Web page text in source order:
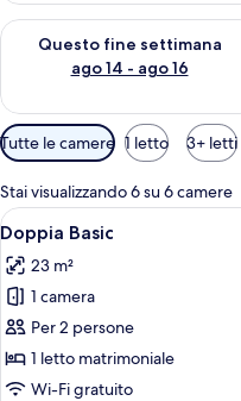
Questo fine settimana
ago 14 - ago 16
Verifica la disponibilità per
Filtri
disponibili
per
le
camere
Tutte le camere 1 letto 3+ letti
Stai visualizzando 6 su 6 camere
Apri
tutte
le
foto
per
Doppia
Basic
4
Doppia Basic
23 m²
1 camera
Per 2 persone
1 letto matrimoniale
Wi-Fi gratuito